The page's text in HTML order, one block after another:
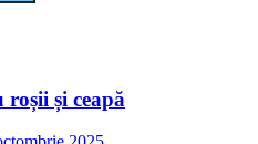
roșii și ceapă